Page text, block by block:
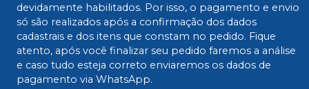
devidamente habilitados. Por isso, o pagamento e envio
só são realizados após a confirmação dos dados
cadastrais e dos itens que constam no pedido. Fique
atento, após você finalizar seu pedido faremos a análise
e caso tudo esteja correto enviaremos os dados de
pagamento via WhatsApp.